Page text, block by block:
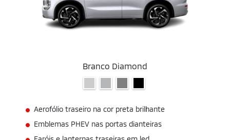
Branco Diamond
Aerofólio traseiro na cor preta brilhante
Emblemas PHEV nas portas dianteiras